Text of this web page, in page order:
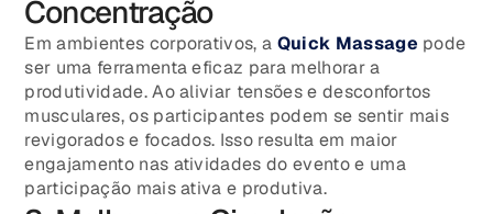
Concentração
Em ambientes corporativos, a Quick Massage pode
ser uma ferramenta eficaz para melhorar a
produtividade. Ao aliviar tensões e desconfortos
musculares, os participantes podem se sentir mais
revigorados e focados. Isso resulta em maior
engajamento nas atividades do evento e uma
participação mais ativa e produtiva.